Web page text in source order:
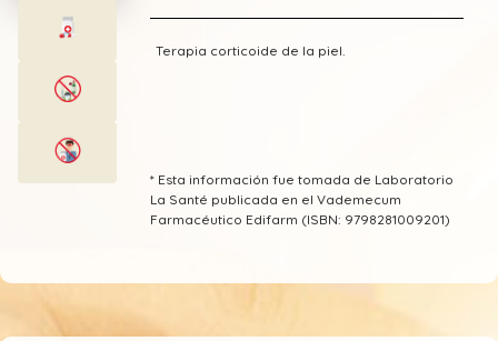
Terapia corticoide de la piel.
* Esta información fue tomada de Laboratorio
La Santé publicada en el Vademecum
Farmacéutico Edifarm (ISBN: 9798281009201)